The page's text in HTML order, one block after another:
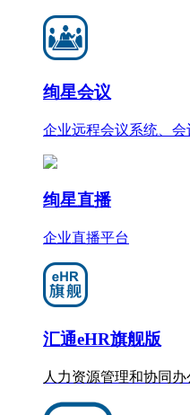
绚星会议
企业远程会议系统、
绚星直播
企业直播平台
汇通eHR旗舰版
人力资源管理和协同办